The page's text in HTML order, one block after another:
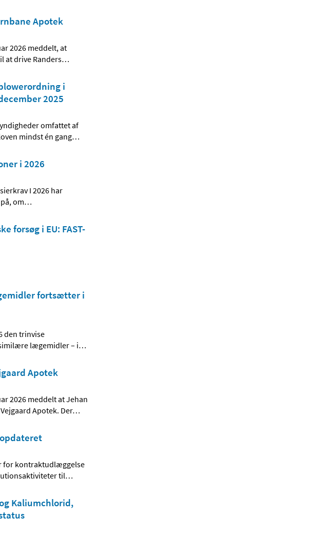
Apotek
2026 meddelt, at
at drive Randers…
i
2025
omfattet af
mindst én gang…
i 2026
I 2026 har
om…
forsøg i EU: FAST-
fortsætter i
den trinvise
lægemidler – i…
Apotek
2026 meddelt at Jehan
Apotek. Der…
for kontraktudlæggelse
til…
Kaliumchlorid,